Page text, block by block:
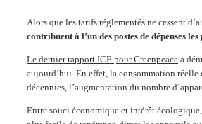
Alors que les tarifs réglementés ne cessent
contribuent à l’un des postes de dépenses
Le dernier rapport ICE pour Greenpeace a
aujourd’hui. En effet, la consommation réelle
décennies, l’augmentation du nombre
Entre souci économique et intérêt